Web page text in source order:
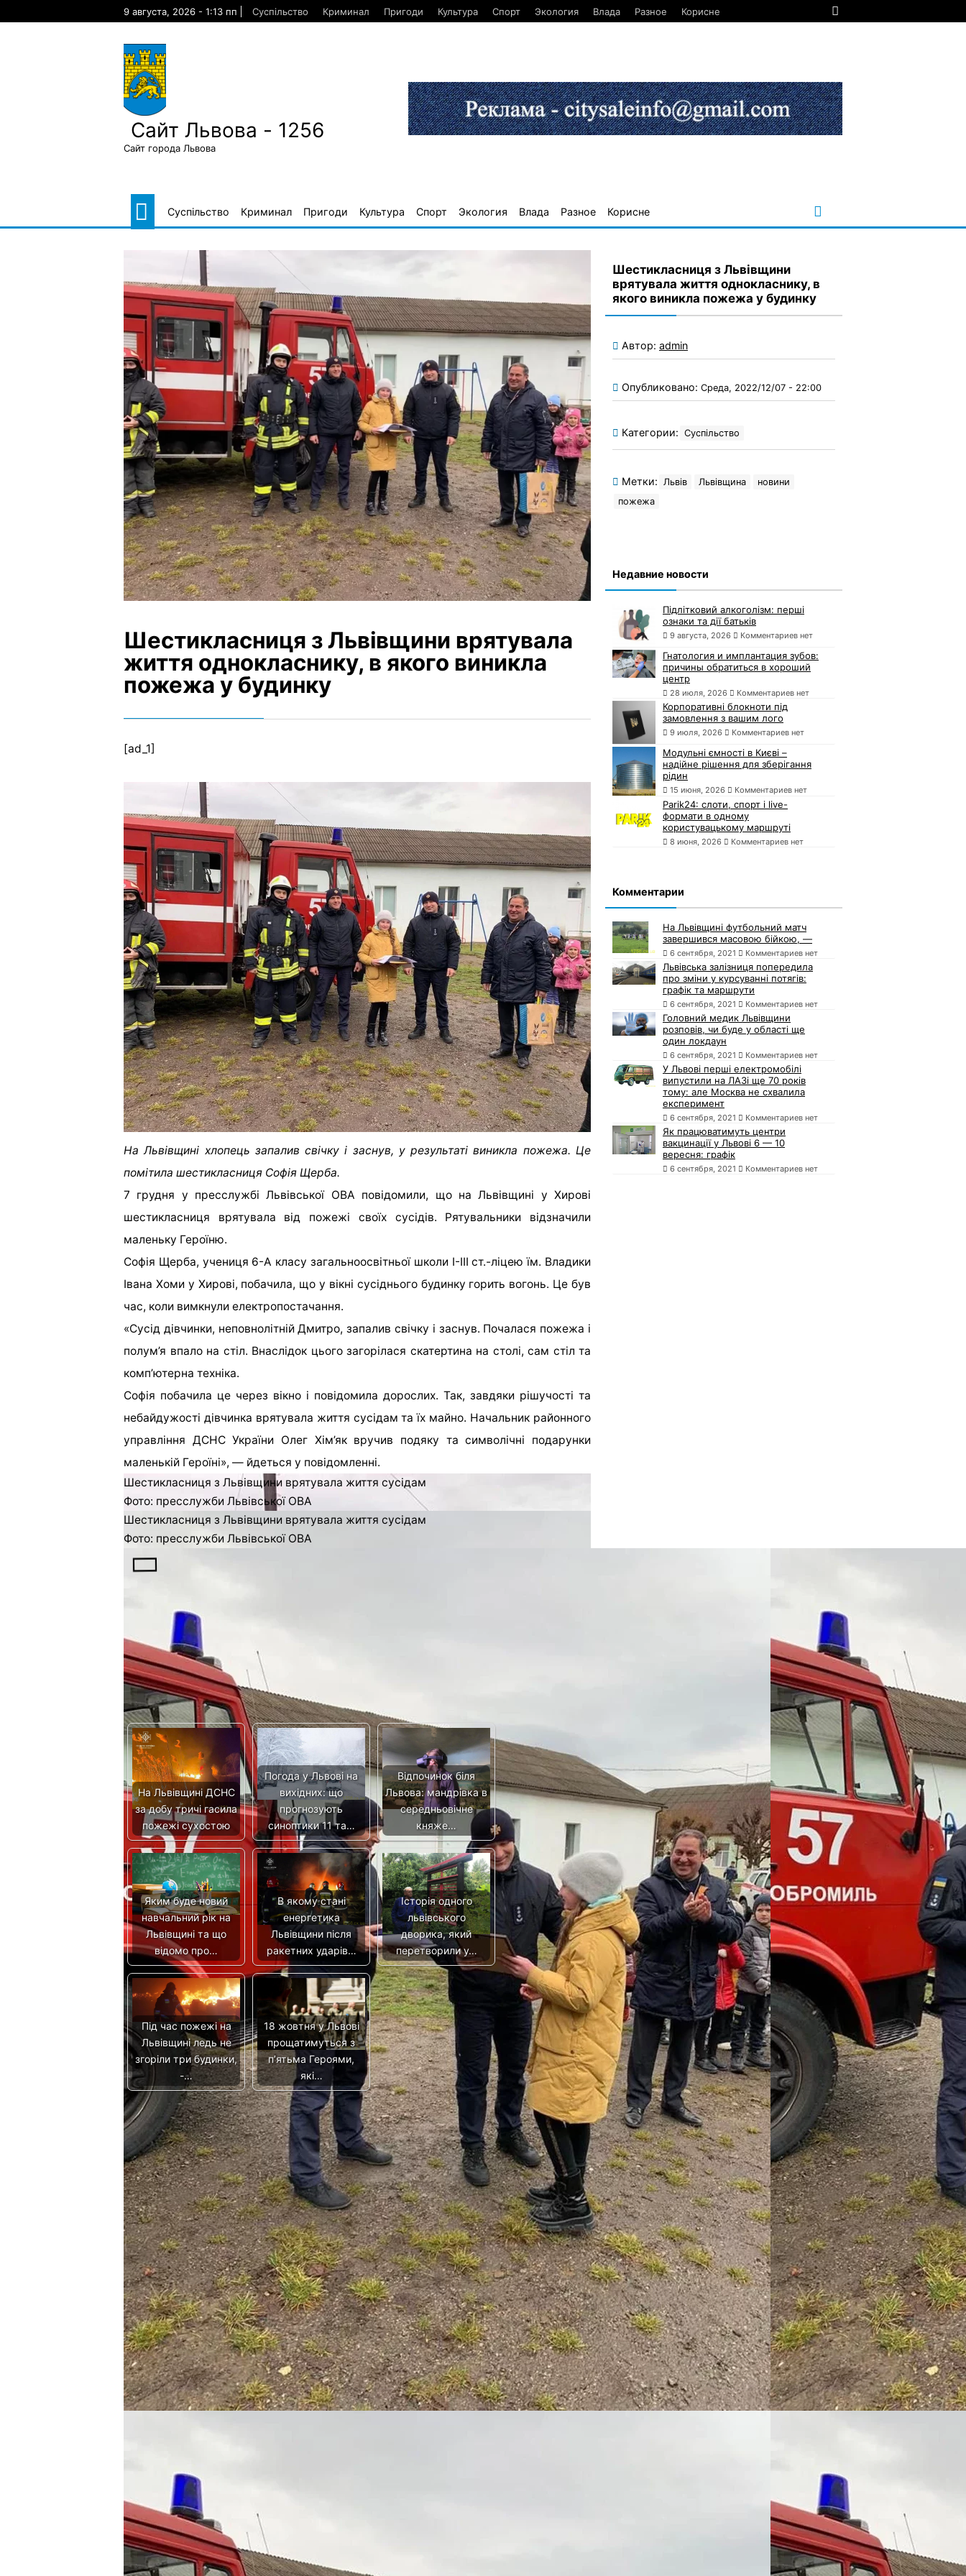
9 августа, 2026 - 1:13 пп Суспільство Криминал Пригоди Культура Спорт Экология Влада Разное Корисне
Сайт Львова - 1256
Сайт города Львова
Суспільство Криминал Пригоди Культура Спорт Экология Влада Разное Корисне
Шестикласниця з Львівщини врятувала
життя однокласнику, в якого виникла
пожежа у будинку
[ad_1]
На Львівщині хлопець запалив свічку і заснув, у результаті виникла пожежа. Це
помітила шестикласниця Софія Щерба.
7 грудня у пресслужбі Львівської ОВА повідомили, що на Львівщині у Хирові
шестикласниця врятувала від пожежі своїх сусідів. Рятувальники відзначили
маленьку Героїню.
Софія Щерба, учениця 6-А класу загальноосвітньої школи І-ІІІ ст.-ліцею їм. Владики
Івана Хоми у Хирові, побачила, що у вікні сусіднього будинку горить вогонь. Це був
час, коли вимкнули електропостачання.
«Сусід дівчинки, неповнолітній Дмитро, запалив свічку і заснув. Почалася пожежа і
полум’я впало на стіл. Внаслідок цього загорілася скатертина на столі, сам стіл та
комп’ютерна техніка.
Софія побачила це через вікно і повідомила дорослих. Так, завдяки рішучості та
небайдужості дівчинка врятувала життя сусідам та їх майно. Начальник районного
управління ДСНС України Олег Хім’як вручив подяку та символічні подарунки
маленькій Героїні», — йдеться у повідомленні.
Шестикласниця з Львівщини врятувала життя сусідам
Фото: пресслужби Львівської ОВА
Шестикласниця з Львівщини врятувала життя сусідам
Фото: пресслужби Львівської ОВА
російської ракети
[ad_2]
Источник:032.ua
Читайте також
На Львівщині ДСНС
за добу тричі гасила
пожежі сухостою
Погода у Львові на
вихідних: що
прогнозують
синоптики 11 та…
Відпочинок біля
Львова: мандрівка в
середньовічне
княже…
Яким буде новий
навчальний рік на
Львівщині та що
відомо про…
В якому стані
енергетика
Львівщини після
ракетних ударів…
Історія одного
львівського
дворика, який
перетворили у…
Під час пожежі на
Львівщині ледь не
згоріли три будинки,
-…
18 жовтня у Львові
прощатимуться з
п’ятьма Героями,
які…
Плюси онлайн-курсів з
іспанської мови
Предыдущая запись
Під час обстрілу на
Донеччині загинув 27-
річний захисник із
Львівщини
Следующая запись
Добавить комментарий
Ваш адрес email не будет опубликован. Обязательные поля помечены*
Комментарий*
Сохранить моё имя, email и адрес сайта в этом браузере для последующих моих комментариев.
Шестикласниця з Львівщини
врятувала життя однокласнику, в
якого виникла пожежа у будинку
Автор: admin
Опубликовано: Среда, 2022/12/07 - 22:00
Категории: Суспільство
Метки: Львів Львівщина
новини
пожежа
Недавние новости
Підлітковий алкоголізм: перші
ознаки та дії батьків
9 августа, 2026 Комментариев нет
Гнатология и имплантация зубов:
причины обратиться в хороший
центр
28 июля, 2026 Комментариев нет
Корпоративні блокноти під
замовлення з вашим лого
9 июля, 2026 Комментариев нет
Модульні ємності в Києві –
надійне рішення для зберігання
рідин
15 июня, 2026 Комментариев нет
Parik24: слоти, спорт і live-
формати в одному
користувацькому маршруті
8 июня, 2026 Комментариев нет
Комментарии
На Львівщині футбольний матч
завершився масовою бійкою, —
6 сентября, 2021 Комментариев нет
Львівська залізниця попередила
про зміни у курсуванні потягів:
графік та маршрути
6 сентября, 2021 Комментариев нет
Головний медик Львівщини
розповів, чи буде у області ще
один локдаун
6 сентября, 2021 Комментариев нет
У Львові перші електромобілі
випустили на ЛАЗі ще 70 років
тому: але Москва не схвалила
експеримент
6 сентября, 2021 Комментариев нет
Як працюватимуть центри
вакцинації у Львові 6 — 10
вересня: графік
6 сентября, 2021 Комментариев нет